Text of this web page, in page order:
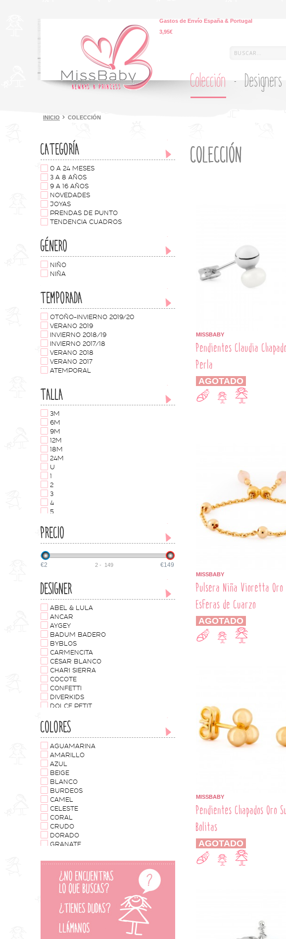
Gastos de Envío España & Portugal
3,95€
Colección Designers
INICIO COLECCIÓN
CATEGORÍA
0 A 24 MESES
3 A 8 AÑOS
9 A 16 AÑOS
NOVEDADES
JOYAS
PRENDAS DE PUNTO
TENDENCIA CUADROS
GÉNERO
NIÑO
NIÑA
TEMPORADA
OTOÑO-INVIERNO 2019/20
VERANO 2019
INVIERNO 2018/19
INVIERNO 2017/18
VERANO 2018
VERANO 2017
ATEMPORAL
TALLA
3M
6M
9M
12M
18M
24M
U
1
2
3
4
5
7
8
10
16
M
L
24
25
26
27
28
29
30
31
32
33
34
35
PRECIO
€2 €149
2- 149
DESIGNER
ABEL & LULA
ANCAR
AYGEY
BADUM BADERO
BYBLOS
CARMENCITA
CÉSAR BLANCO
CHARI SIERRA
COCOTE
CONFETTI
DIVERKIDS
DOLCE PETIT
FOQUE
J.V. JOSÉ VARÓN
COLORES
AGUAMARINA
AMARILLO
AZUL
BEIGE
BLANCO
BURDEOS
CAMEL
CELESTE
CORAL
CRUDO
DORADO
GRANATE
GRIS OSCURO
MARINO
MORADO
MOSTAZA
PLATA
ROSA
ROSA PALO
COLECCIÓN
MISSBABY
Pendientes Claudia
Perla
AGOTADO
MISSBABY
Pulsera Niña Vioretta Oro
Esferas de Cuarzo
AGOTADO
MISSBABY
Pendientes Chapados Oro
Bolitas
AGOTADO